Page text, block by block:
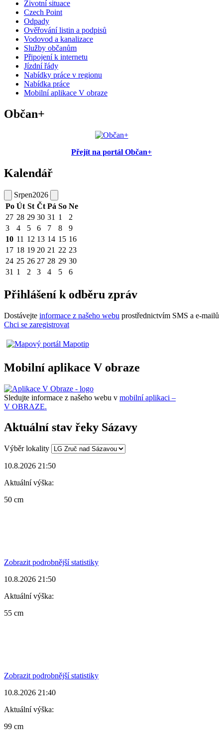
Životní situace
Czech Point
Odpady
Ověřování listin a podpisů
Vodovod a kanalizace
Služby občanům
Připojení k internetu
Jízdní řády
Nabídky práce v regionu
Nabídka práce
Mobilní aplikace V obraze
Občan+
Přejít na portál Občan+
Kalendář
Srpen2026
Po Út St Čt Pá So Ne
27 28 29 30 31 1
2
3
4 5 6 7 8
9
10 11 12 13 14 15 16
17 18 19 20 21 22 23
24 25 26 27 28 29 30
31 1 2 3 4 5 6
Přihlášení k odběru zpráv
Dostávejte informace z našeho webu prostřednictvím SMS a e-mailů
Chci se zaregistrovat
Mobilní aplikace V obraze
Sledujte informace z našeho webu v mobilní aplikaci –
V OBRAZE.
Aktuální stav řeky Sázavy
Výběr lokality
10.8.2026 21:50
Aktuální výška:
50 cm
Zobrazit podrobnější statistiky
10.8.2026 21:50
Aktuální výška:
55 cm
Zobrazit podrobnější statistiky
10.8.2026 21:40
Aktuální výška:
99 cm